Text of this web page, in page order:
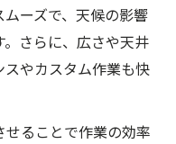
ーズで、天候の影響
さらに、広さや天井
やカスタム作業も快
ることで作業の効率